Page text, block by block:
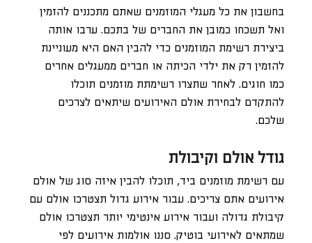
בחשבון את כל מעגלי המוזמנים שאתם מתכננים להזמין
ואל תשכחו כמובן את החברים של בתכם. ערבו אותה
ביצירת רשימת המוזמנים כדי להבין האם היא מעוניינת
להזמין רק את ילדי הכיתה או חברים ממעגלים אחרים
כמו חוגים. לאחר שתצרו רשימתת מוזמנים תוכלו
להתקדם לבחירת אולם האירועים שיתאים לצרכים
שלכם.
גודל אולם וקיבולת
עם רשימת מוזמנים ביד, תוכלו להבין איזה סוג של אולם
אירועים אתם צריכים. עבור אירוע גדול תצטרכו אולם עם
קיבולת גדולה ועבור אירוע אינטימי יותר תצטרכו אולם
שמתאים לאירועי בוטיק. סננו אולמות אירועים לפי